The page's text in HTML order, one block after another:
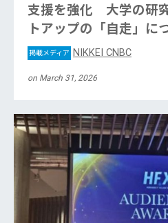
支援を強化 大学の研
トアップの「自走」に
掲載メディア NIKKEI CNBC
on March 31, 2026